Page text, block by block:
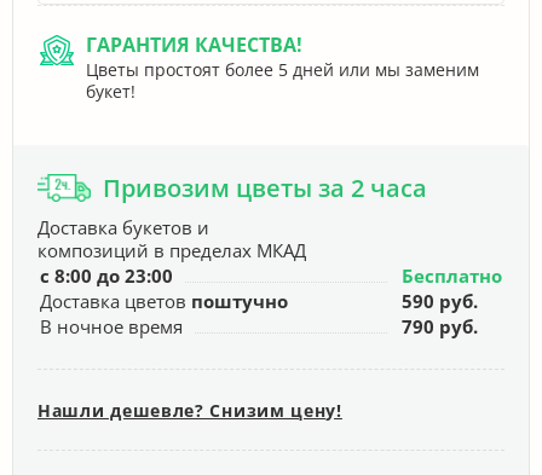
ГАРАНТИЯ КАЧЕСТВА!
Цветы простоят более 5 дней или мы заменим
букет!
Привозим цветы за 2 часа
Доставка букетов и
композиций в пределах МКАД
с 8:00 до 23:00
Бесплатно
Доставка цветов поштучно
590 руб.
В ночное время
790 руб.
Нашли дешевле? Снизим цену!